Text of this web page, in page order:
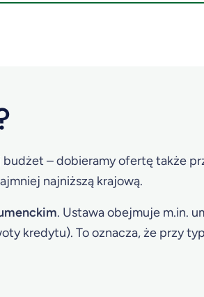
budżet – dobieramy ofertę także
najniższą krajową.
. Ustawa obejmuje m.in.
kredytu). To oznacza, że przy